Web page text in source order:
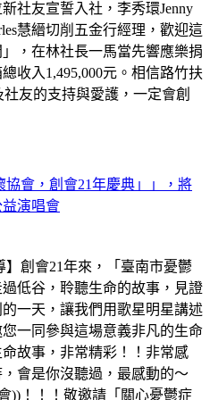
社友宣誓入社，李秀環Jenny
慧縉切削五金行經理，歡迎這
，在林社長一馬當先響應樂捐
收入1,495,000元。相信路竹扶
友的支持與愛護，一定會創
協會，創會21年慶典」」，將
演唱會
】創會21年來，「臺南市憂鬱
低谷，聆聽生命的故事，見證
一天，讓我們用歌星明星講述
一同參與這場意義非凡的生命
故事，非常精彩！！非常感
會是你沒聽過，最感動的～
))！！！敬邀請「關心憂鬱症